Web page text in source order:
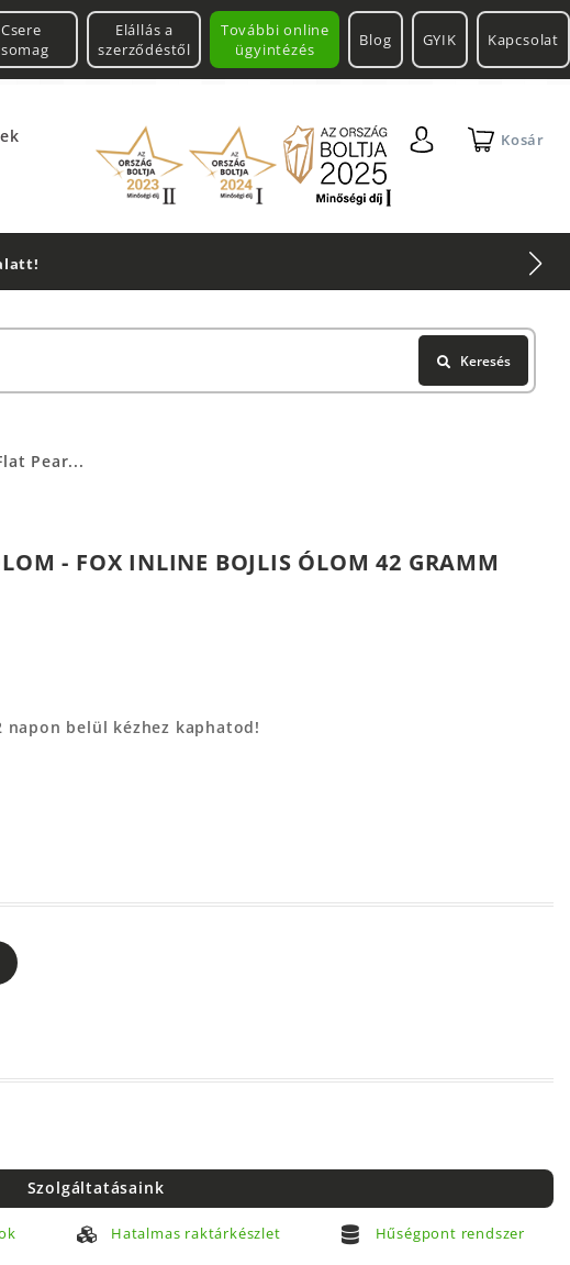
További online
ügyintézés
Csere
Elállás a
szerződéstől
Blog GYIK Kapcsolat
Kosár
Keresés
Pear...
- FOX INLINE BOJLIS ÓLOM 42 GRAMM
belül kézhez kaphatod!
Szolgáltatásaink
Hatalmas raktárkészlet Hűségpont rendszer